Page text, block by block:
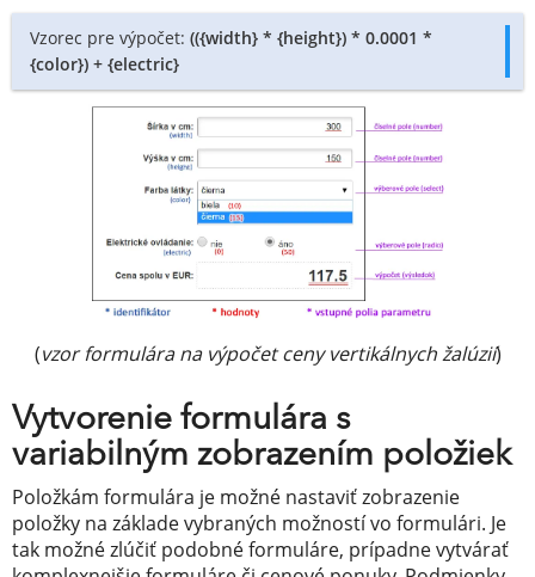
Vzorec pre výpočet: (({width} * {height}) * 0.0001 *
{color}) + {electric}
(vzor formulára na výpočet ceny vertikálnych žalúzií)
Vytvorenie formulára s
variabilným zobrazením položiek
Položkám formulára je možné nastaviť zobrazenie
položky na základe vybraných možností vo formulári. Je
tak možné zlúčiť podobné formuláre, prípadne vytvárať